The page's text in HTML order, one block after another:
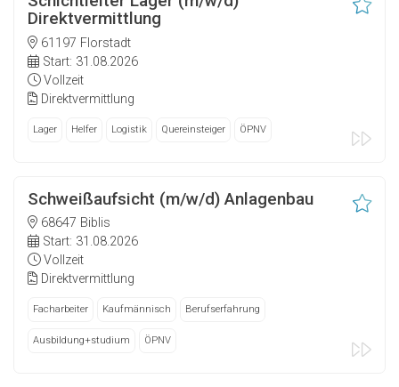
Direktvermittlung
61197 Florstadt
Start: 31.08.2026
Vollzeit
Direktvermittlung
Lager Helfer Logistik Quereinsteiger ÖPNV
Schweißaufsicht (m/w/d) Anlagenbau
68647 Biblis
Start: 31.08.2026
Vollzeit
Direktvermittlung
Facharbeiter Kaufmännisch Berufserfahrung
Ausbildung+studium ÖPNV